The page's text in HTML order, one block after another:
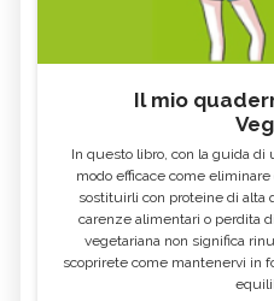
Il mio
In questo libro, con la guida di
modo efficace come
sostituirli con proteine di alta
carenze alimentari o perdita
vegetariana non significa
scoprirete come mantenervi in